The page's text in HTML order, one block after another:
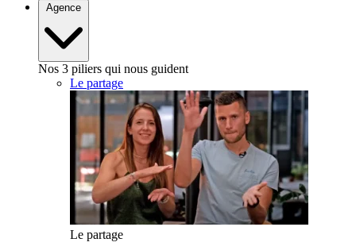
Agence
Nos 3 piliers qui nous guident
Le partage
Le partage